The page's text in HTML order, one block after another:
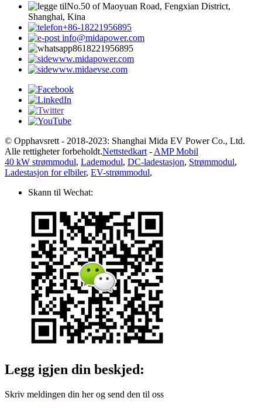
No.50 of Maoyuan Road, Fengxian District,
Shanghai, Kina
+86-18221956895
info@midapower.com
8618221956895
www.midapower.com
www.midaevse.com
© Opphavsrett - 2018-2023: Shanghai Mida EV Power Co., Ltd.
Alle rettigheter forbeholdt.Nettstedkart - AMP Mobil
40 kW strømmodul, Lademodul, DC-ladestasjon, Strømmodul,
Ladestasjon for elbiler, EV-strømmodul,
Skann til Wechat:
Legg igjen din beskjed:
Skriv meldingen din her og send den til oss